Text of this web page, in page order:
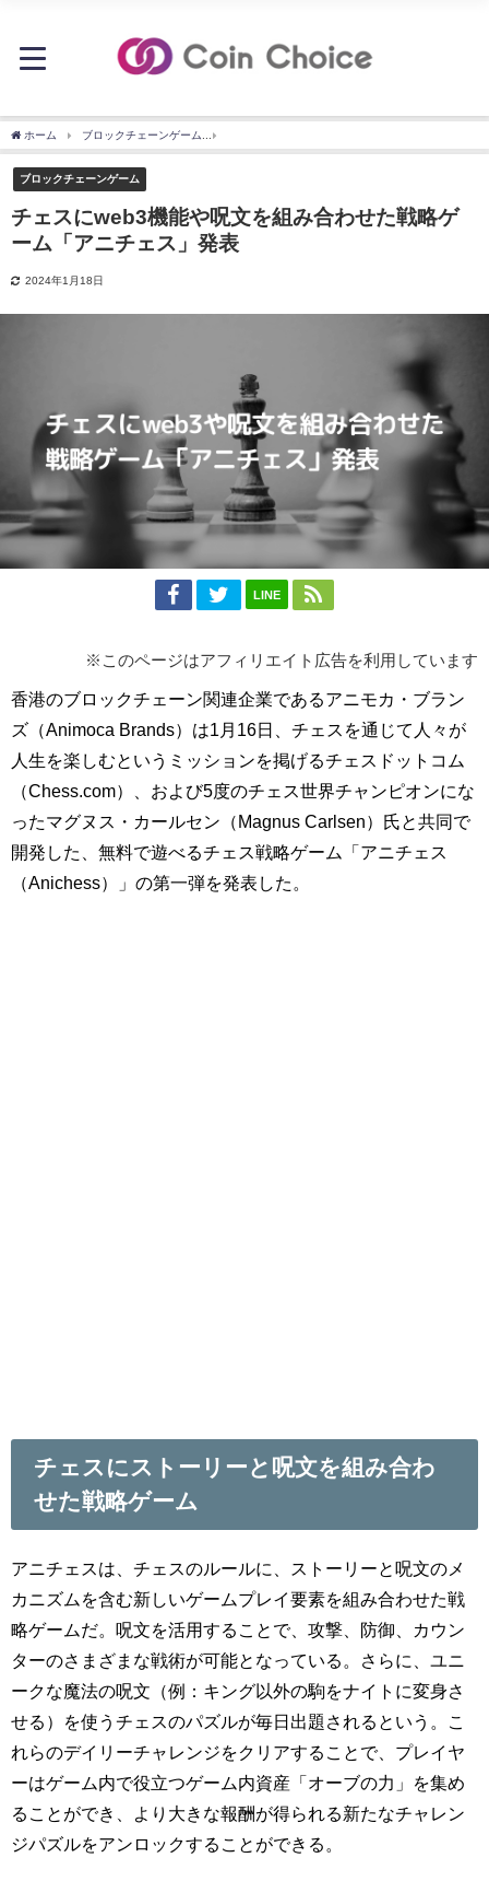
ホーム ブロックチェーンゲーム
ブロックチェーンゲーム
チェスにweb3機能や呪文を組み合わせた戦略ゲ
ーム「アニチェス」発表
2024年1月18日
LINE
※このページはアフィリエイト広告を利用しています
香港のブロックチェーン関連企業であるアニモカ・ブラン
ズ（Animoca Brands）は1月16日、チェスを通じて人々が
人生を楽しむというミッションを掲げるチェスドットコム
（Chess.com）、および5度のチェス世界チャンピオンにな
ったマグヌス・カールセン（Magnus Carlsen）氏と共同で
開発した、無料で遊べるチェス戦略ゲーム「アニチェス
（Anichess）」の第一弾を発表した。
チェスにストーリーと呪文を組み合わ
せた戦略ゲーム
アニチェスは、チェスのルールに、ストーリーと呪文のメ
カニズムを含む新しいゲームプレイ要素を組み合わせた戦
略ゲームだ。呪文を活用することで、攻撃、防御、カウン
ターのさまざまな戦術が可能となっている。さらに、ユニ
ークな魔法の呪文（例：キング以外の駒をナイトに変身さ
せる）を使うチェスのパズルが毎日出題されるという。こ
れらのデイリーチャレンジをクリアすることで、プレイヤ
ーはゲーム内で役立つゲーム内資産「オーブの力」を集め
ることができ、より大きな報酬が得られる新たなチャレン
ジパズルをアンロックすることができる。